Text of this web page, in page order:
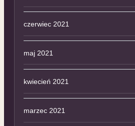
czerwiec 2021
maj 2021
kwiecień 2021
marzec 2021